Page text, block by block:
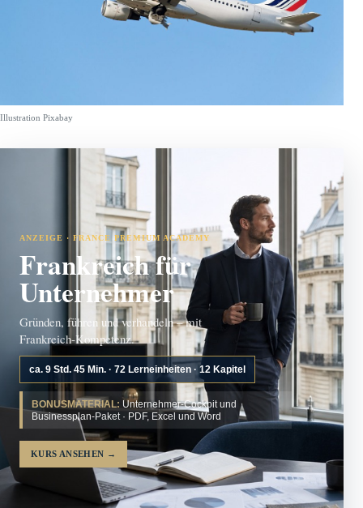
Illustration Pixabay
ANZEIGE · FRANCE PREMIUM ACADEMY
Frankreich für
Unternehmer
Gründen, führen und verhandeln – mit
Frankreich-Kompetenz.
ca. 9 Std. 45 Min. · 72 Lerneinheiten · 12 Kapitel
BONUSMATERIAL: Unternehmer-Cockpit und
Businessplan-Paket · PDF, Excel und Word
KURS ANSEHEN →